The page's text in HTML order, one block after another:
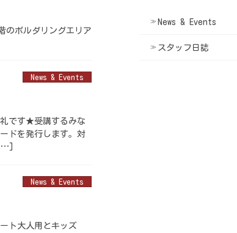
のボルダリングエリア
News & Events
です★受講するみな
ドを発行します。対
[…]
News & Events
ト大人用とキッズ
News & Events
スタッフ日誌